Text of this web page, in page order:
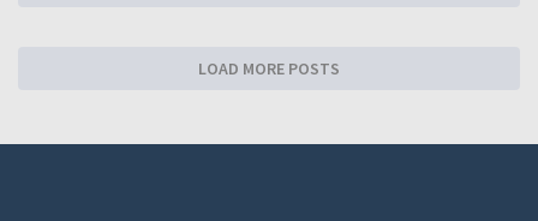
LOAD MORE POSTS